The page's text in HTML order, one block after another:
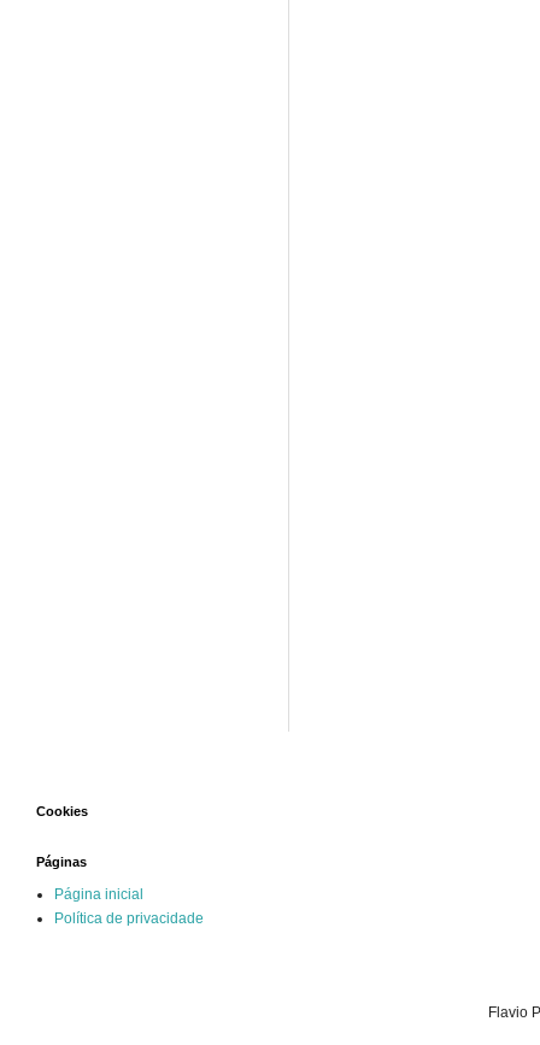
Cookies
Páginas
Página inicial
Política de privacidade
Flavio